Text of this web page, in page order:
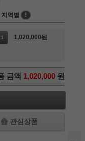
지역별 !
1,020,000원
금액 1,020,000 원
관심상품